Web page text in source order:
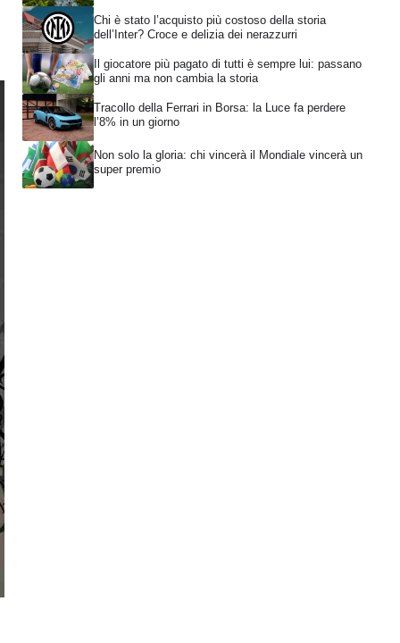
Chi è stato l’acquisto più costoso della storia
dell’Inter? Croce e delizia dei nerazzurri
Il giocatore più pagato di tutti è sempre lui: passano
gli anni ma non cambia la storia
Tracollo della Ferrari in Borsa: la Luce fa perdere
l’8% in un giorno
Non solo la gloria: chi vincerà il Mondiale vincerà un
super premio